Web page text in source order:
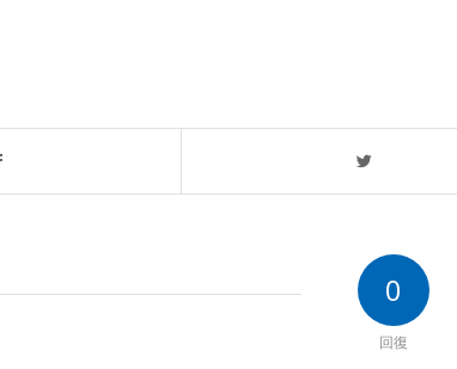
0
回復